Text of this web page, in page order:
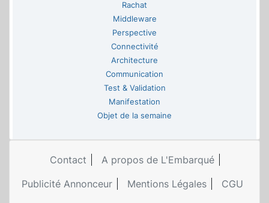
Rachat
Middleware
Perspective
Connectivité
Architecture
Communication
Test & Validation
Manifestation
Objet de la semaine
Contact
A propos de L'Embarqué
Publicité Annonceur
Mentions Légales CGU